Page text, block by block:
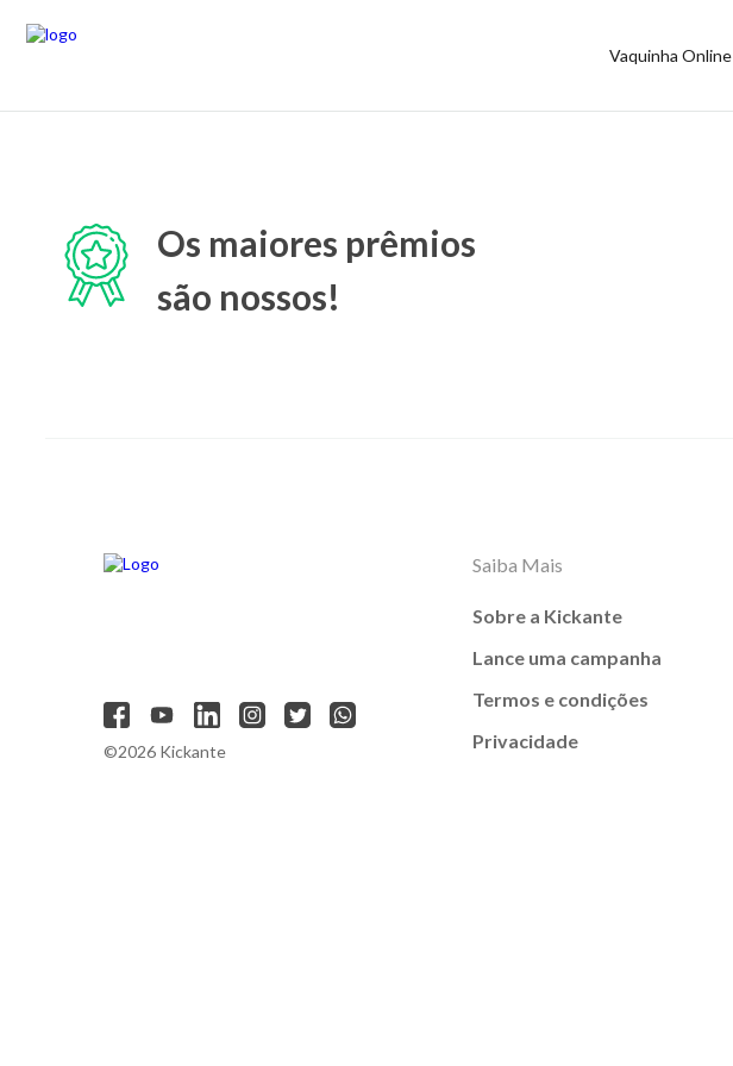
Vaquinha Online
Os maiores prêmios
são nossos!
©2026 Kickante
Saiba Mais
Sobre a Kickante
Lance uma campanha
Termos e condições
Privacidade